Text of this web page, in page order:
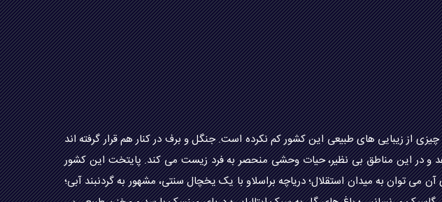
از زیبایی های طبیعی این کشور کم نکرده است. جنگل و برف در کنار هم قرار گرفته اند
را طبیعت جنگلی تشکیل می دهد و در این مناطق بی نظیر، حیات وحشی منحصر به فرد زیست می کند. پایتخت این کشور
توان به میدان استقلال؛ دریاچه براسلاو با یک یخچال سنتی، مشهور به گردنبند آبی؛